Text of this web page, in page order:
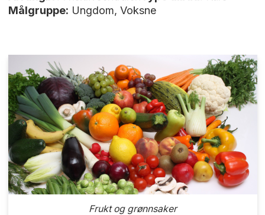
Målgruppe: Ungdom, Voksne
Frukt og grønnsaker